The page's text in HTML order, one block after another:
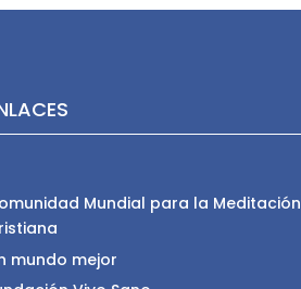
Mundial para la Meditación
mundo mejor